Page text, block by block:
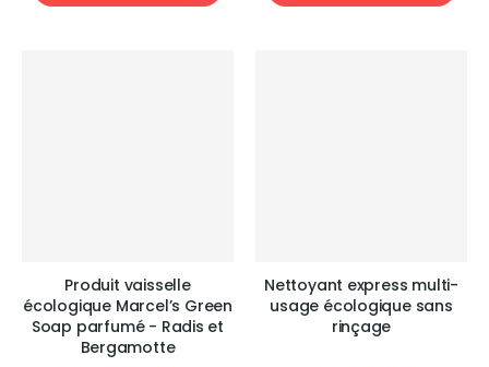
Produit vaisselle
écologique Marcel’s Green
Soap parfumé - Radis et
Bergamotte
Nettoyant express multi-
usage écologique sans
rinçage